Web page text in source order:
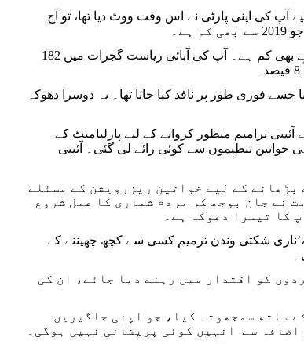
کا وہ بل پیش کیا ہوتا، جس کے لیے آپ کی اپنی پارٹی نے اس وقت ووٹ دیا تھا، تو آج
اس دوران دس اسمبلی انتخابات ہوئے ہیں۔ ایک تہائی کے بجائے ان کی نمائندگی 10 فیصد سے بھی کم ہے۔ آپ کی آبائی ریاست گجرات میں 182
فوری طور پر نافذ کیا جانا تھا۔ یہ دوسرا دھوکہ
کے مسئلے پر نئے آئینی ترامیم منظور کروانے کے لیے پارلیامنٹ کے
تنظیموں سے کوئی رائے لی گئی۔ آئینی
بڑھانے کے لیے خواتین ریزرویشن کے مسئلے
نے جان بوجھ کر مردم شماری کا عمل شروع
کا تیسرا دھوکہ ہے۔
اپنی تقریر میں آپ نے کہا،’ناری شکتی وندن ترمیم کسی سے کچھ چھیننے کے
کو اقتدار میں رہنے دیا جائے، ان کی
ساتھ سمجھوتہ کیا، جو اپنی جاگیریں
سے انہیں کوئی پریشانی نہیں ہوگی۔